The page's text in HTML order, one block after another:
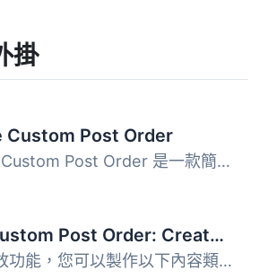
掛
Custom Post Order
Simple Custom Post Order 是一款簡單易用的 WordPress 外掛...
Real Custom Post Order: Create a custom order for your content
透過拖放功能，您可以製作以下內容類型的自訂文章順序： 文...